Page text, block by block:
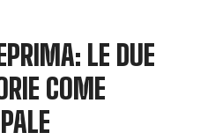
LE DUE
COME